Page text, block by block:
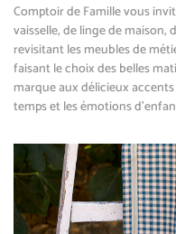
Comptoir de Famille vous
vaisselle, de linge de maison,
revisitant les meubles de
faisant le choix des belles
marque aux délicieux
temps et les émotions